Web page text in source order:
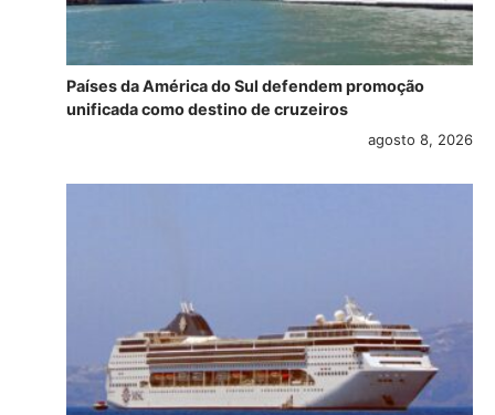
Países da América do Sul defendem promoção
unificada como destino de cruzeiros
agosto 8, 2026